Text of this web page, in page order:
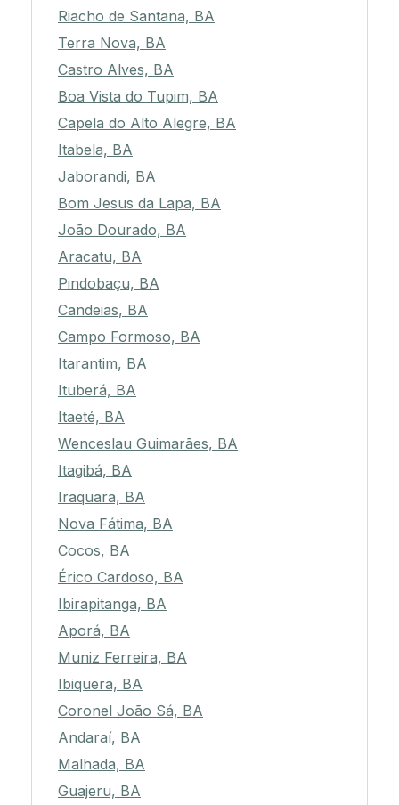
Riacho de Santana, BA
Terra Nova, BA
Castro Alves, BA
Boa Vista do Tupim, BA
Capela do Alto Alegre, BA
Itabela, BA
Jaborandi, BA
Bom Jesus da Lapa, BA
João Dourado, BA
Aracatu, BA
Pindobaçu, BA
Candeias, BA
Campo Formoso, BA
Itarantim, BA
Ituberá, BA
Itaeté, BA
Wenceslau Guimarães, BA
Itagibá, BA
Iraquara, BA
Nova Fátima, BA
Cocos, BA
Érico Cardoso, BA
Ibirapitanga, BA
Aporá, BA
Muniz Ferreira, BA
Ibiquera, BA
Coronel João Sá, BA
Andaraí, BA
Malhada, BA
Guajeru, BA